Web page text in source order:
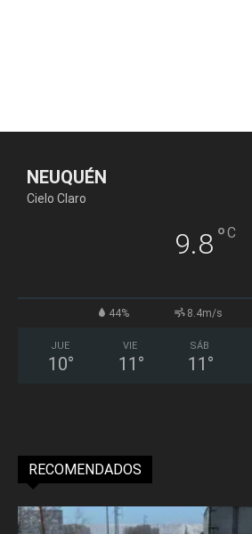
NEUQUÉN
Cielo Claro
9.8°C
44% 8.4m/s
JUE
10°
VIE
11 °
SÁB
11 °
RECOMENDADOS